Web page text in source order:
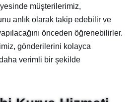
müşterilerimiz,
anlık olarak takip edebilir ve
önceden öğrenebilirler.
gönderilerini kolayca
verimli bir şekilde